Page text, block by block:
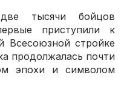
тысячи бойцов
приступили к
Всесоюзной стройке
продолжалась почти
эпохи и символом